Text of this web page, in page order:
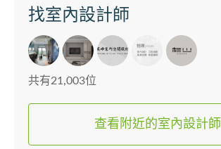
找室內設計師
共有21,003位
查看附近的室內設計師